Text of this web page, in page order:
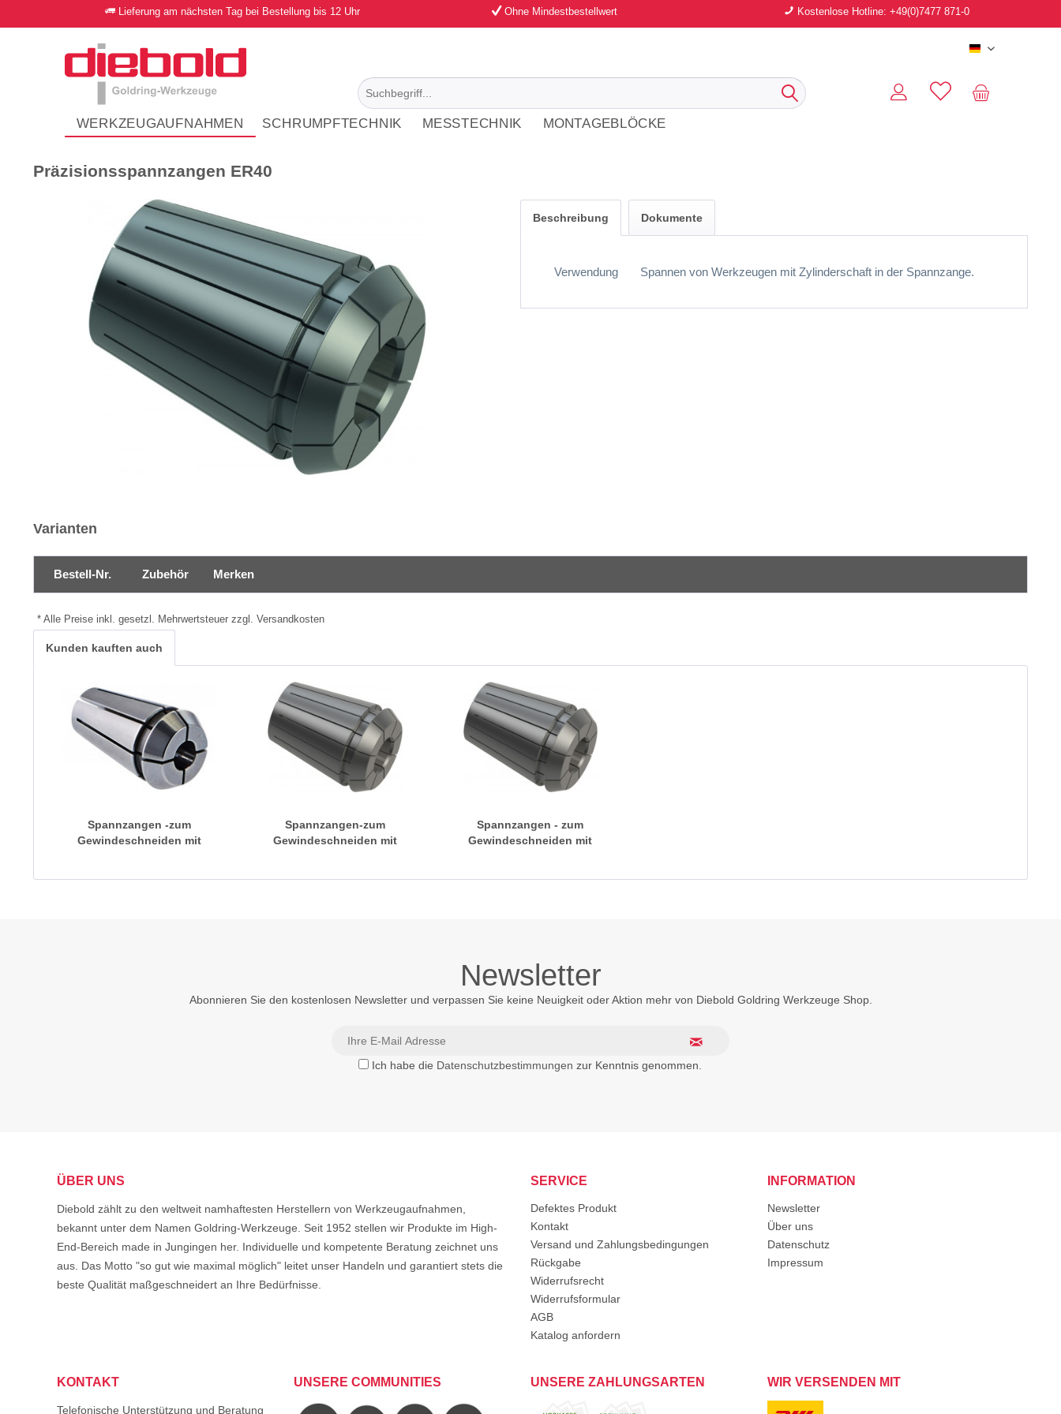
Lieferung am nächsten Tag bei Bestellung bis 12 Uhr Ohne Mindestbestellwert Kostenlose Hotline: +49(0)7477 871-0
Deutsch
WERKZEUGAUFNAHMEN SCHRUMPFTECHNIK MESSTECHNIK MONTAGEBLÖCKE
Präzisionsspannzangen ER40
Beschreibung Dokumente
Verwendung Spannen von Werkzeugen mit Zylinderschaft in der Spannzange.
Varianten
Bestell-Nr. Zubehör Merken
* Alle Preise inkl. gesetzl. Mehrwertsteuer zzgl. Versandkosten
Kunden kauften auch
Spannzangen -zum
Gewindeschneiden mit
Spannzangen-zum
Gewindeschneiden mit
Spannzangen - zum
Gewindeschneiden mit
Newsletter
Abonnieren Sie den kostenlosen Newsletter und verpassen Sie keine Neuigkeit oder Aktion mehr von Diebold Goldring Werkzeuge Shop.
Ich habe die Datenschutzbestimmungen zur Kenntnis genommen.
ÜBER UNS
Diebold zählt zu den weltweit namhaftesten Herstellern von Werkzeugaufnahmen,
bekannt unter dem Namen Goldring-Werkzeuge. Seit 1952 stellen wir Produkte im High-
End-Bereich made in Jungingen her. Individuelle und kompetente Beratung zeichnet uns
aus. Das Motto "so gut wie maximal möglich" leitet unser Handeln und garantiert stets die
beste Qualität maßgeschneidert an Ihre Bedürfnisse.
SERVICE
Defektes Produkt
Kontakt
Versand und Zahlungsbedingungen
Rückgabe
Widerrufsrecht
Widerrufsformular
AGB
Katalog anfordern
INFORMATION
Newsletter
Über uns
Datenschutz
Impressum
KONTAKT
Telefonische Unterstützung und Beratung
UNSERE COMMUNITIES UNSERE ZAHLUNGSARTEN WIR VERSENDEN MIT